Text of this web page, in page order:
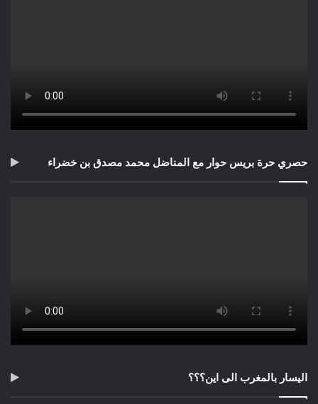
حصري حرة بريس حوار مع المناضل محمد مصدق بن خضراء
اليسار بالمغرب الى اين؟؟؟